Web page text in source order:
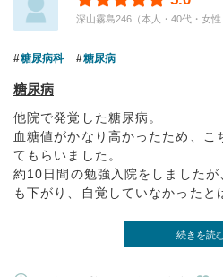
深山霧島246（本人・40代・女性
糖尿病科 糖尿病
糖尿病
他院で発覚した糖尿病。
血糖値がかなり高かったため、こ
てもらいました。
約10日間の勉強入院をしました
も下がり、自覚していなかったと
続きを読